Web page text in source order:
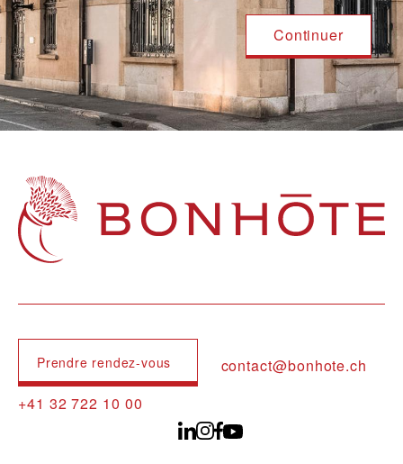
Navigation principale
Prendre rendez-vous
contact@bonhote.ch
+41 32 722 10 00